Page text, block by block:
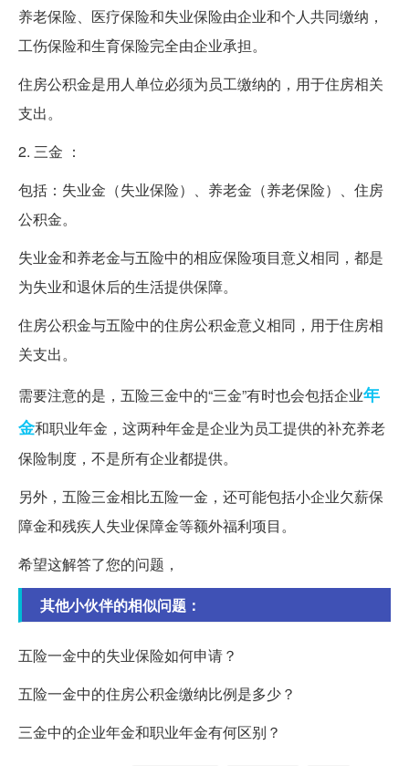
养老保险、医疗保险和失业保险由企业和个人共同缴纳，
工伤保险和生育保险完全由企业承担。
住房公积金是用人单位必须为员工缴纳的，用于住房相关
支出。
2. 三金 ：
包括：失业金（失业保险）、养老金（养老保险）、住房
公积金。
失业金和养老金与五险中的相应保险项目意义相同，都是
为失业和退休后的生活提供保障。
住房公积金与五险中的住房公积金意义相同，用于住房相
关支出。
需要注意的是，五险三金中的“三金”有时也会包括企业年
金和职业年金，这两种年金是企业为员工提供的补充养老
保险制度，不是所有企业都提供。
另外，五险三金相比五险一金，还可能包括小企业欠薪保
障金和残疾人失业保障金等额外福利项目。
希望这解答了您的问题，
其他小伙伴的相似问题：
五险一金中的失业保险如何申请？
五险一金中的住房公积金缴纳比例是多少？
三金中的企业年金和职业年金有何区别？